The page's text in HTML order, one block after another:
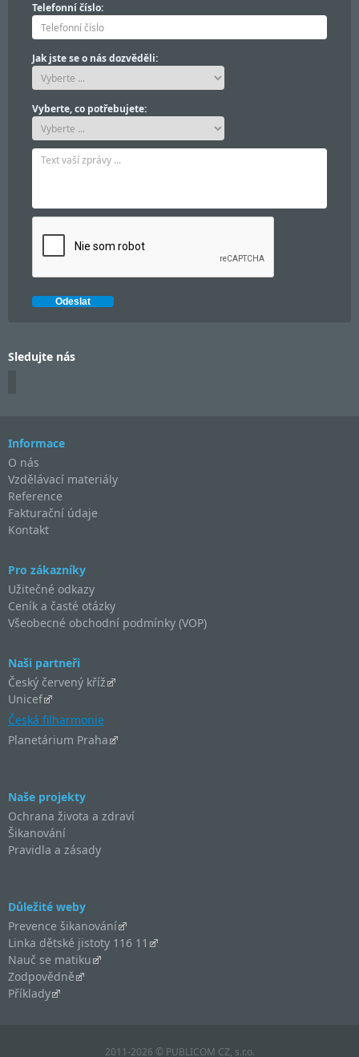
Telefonní číslo:
Jak jste se o nás dozvěděli:
Vyberte, co potřebujete:
Sledujte nás
Informace
O nás
Vzdělávací materiály
Reference
Fakturační údaje
Kontakt
Pro zákazníky
Užitečné odkazy
Ceník a časté otázky
Všeobecné obchodní podmínky (VOP)
Naši partneři
Český červený kříž
Unicef
Česká filharmonie
Planetárium Praha
Naše projekty
Ochrana života a zdraví
Šikanování
Pravidla a zásady
Důležité weby
Prevence šikanování
Linka dětské jistoty 116 11
Nauč se matiku
Zodpovědně
Příklady
2011-2026 © PUBLICOM CZ, s.r.o.